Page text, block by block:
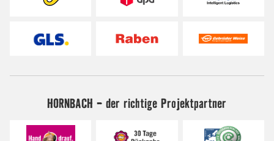
HORNBACH - der richtige Projektpartner